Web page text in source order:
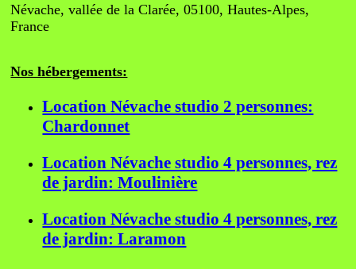
Névache, vallée de la Clarée, 05100, Hautes-Alpes,
France
Nos hébergements:
Location Névache studio 2 personnes:
Chardonnet
Location Névache studio 4 personnes, rez
de jardin: Moulinière
Location Névache studio 4 personnes, rez
de jardin: Laramon